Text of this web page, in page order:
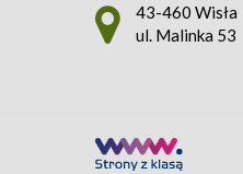
Adres
43-460 Wisła
ul. Malinka 53